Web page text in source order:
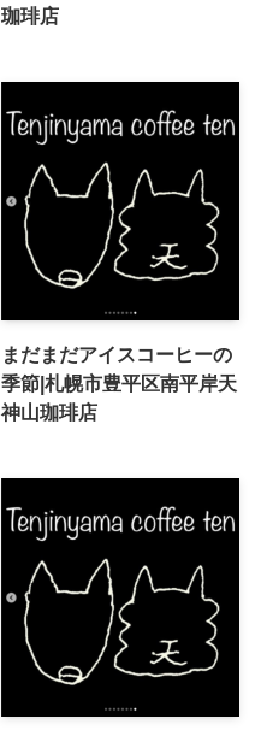
珈琲店
まだまだアイスコーヒーの
季節|札幌市豊平区南平岸天
神山珈琲店